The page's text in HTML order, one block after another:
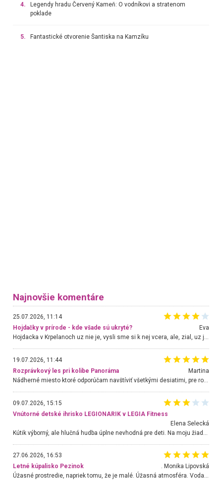
4.
Legendy hradu Červený Kameň: O vodníkovi a stratenom
poklade
5. Fantastické otvorenie Šantiska na Kamzíku
Najnovšie komentáre
25.07.2026, 11:14
Hojdačky v prírode - kde všade sú ukryté?
Eva
Hojdacka v Krpelanoch uz nie je, vysli sme si k nej vcera, ale, zial, uz je znicena. Ak sem planujete cestu len kvoli hojdacke, mozete si ju usetrit. Krasny vyhlad je tu vsak aj bez hojdacky :-)
19.07.2026, 11:44
Rozprávkový les pri kolibe Panoráma
Martina
Nádherné miesto ktoré odporúčam navštíviť všetkými desiatimi, pre rodiny s deťmi, dôchodcom... Proste a jednoducho ozaj rozprávkový les.. určite ešte prídeme. Odniesli sme si na pamiatku krásne tričká,
09.07.2026, 15:15
Vnútorné detské ihrisko LEGIONARIK v LEGIA Fitness
Elena Selecká
27.06.2026, 16:53
Letné kúpalisko Pezinok
. Monika Lipovská
Úžasné prostredie, napriek tomu, že je malé. Úžasná atmosféra. Voda fantastická a nádherná. Ľudí je pomerne veľa, ale su mili a ohľaduplní. Je veľmi zaujímavé sledovať, ako dokážu spolu športovať cudzí ľudia a bez ohľadu na vek. Vládne tu pohoda. Vnuka neviem dostať z vody. Ďakujem za krásny deň . Urcite sa sem vrátim. Jediný problém je s parkovaním, ale aj ten sa mi podarilo vyriešiť. Monika Bratislava